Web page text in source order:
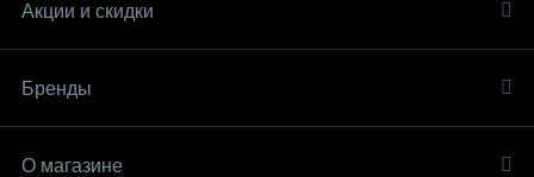
Акции и скидки
Бренды
О магазине